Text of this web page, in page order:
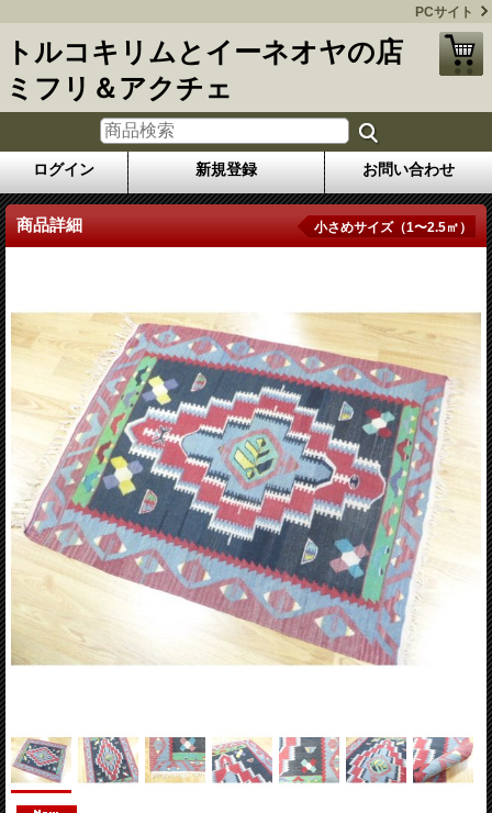
PCサイト
トルコキリムとイーネオヤの店
ミフリ＆アクチェ
ログイン 新規登録 お問い合わせ
商品詳細 小さめサイズ（1〜2.5㎡）